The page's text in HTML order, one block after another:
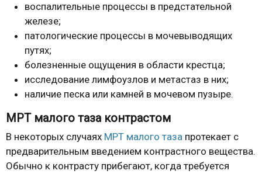
воспалительные процессы в предстательной
железе;
патологические процессы в мочевыводящих
путях;
болезненные ощущения в области крестца;
исследование лимфоузлов и метастаз в них;
наличие песка или камней в мочевом пузыре.
МРТ малого таза контрастом
В некоторых случаях МРТ малого таза протекает с
предварительным введением контрастного вещества.
Обычно к контрасту прибегают, когда требуется